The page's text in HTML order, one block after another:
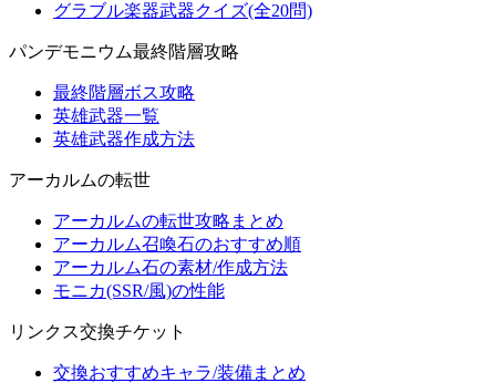
グラブル楽器武器クイズ(全20問)
パンデモニウム最終階層攻略
最終階層ボス攻略
英雄武器一覧
英雄武器作成方法
アーカルムの転世
アーカルムの転世攻略まとめ
アーカルム召喚石のおすすめ順
アーカルム石の素材/作成方法
モニカ(SSR/風)の性能
リンクス交換チケット
交換おすすめキャラ/装備まとめ